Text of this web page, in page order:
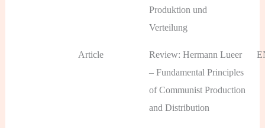
Produktion und
Verteilung
Article
Review: Hermann Lueer
– Fundamental Principles
of Communist Production
and Distribution